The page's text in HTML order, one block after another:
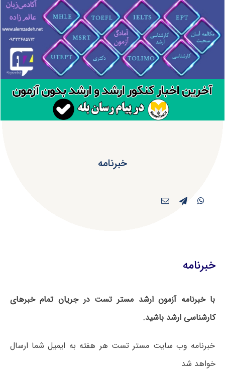
خبرنامه
خبرنامه
با خبرنامه آزمون ارشد مستر تست در جریان تمام خبرهای
کارشناسی ارشد باشید.
خبرنامه وب سایت مستر تست هر هفته به ایمیل شما ارسال
خواهد شد